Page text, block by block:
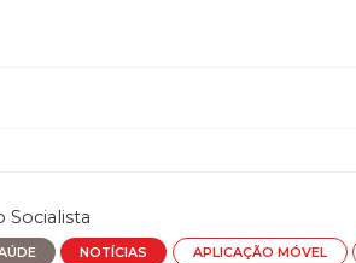
Socialista
NOTÍCIAS APLICAÇÃO MÓVEL